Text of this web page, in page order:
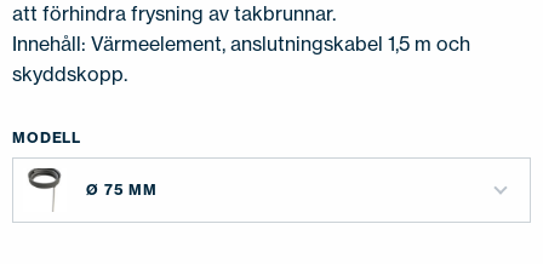
att förhindra frysning av takbrunnar.
Innehåll: Värmeelement, anslutningskabel 1,5 m och
skyddskopp.
MODELL
Ø 75 MM